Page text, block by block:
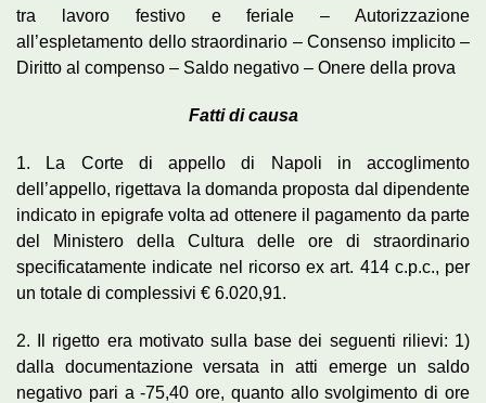
tra lavoro festivo e feriale – Autorizzazione
all’espletamento dello straordinario – Consenso implicito –
Diritto al compenso – Saldo negativo – Onere della prova
Fatti di causa
1. La Corte di appello di Napoli in accoglimento
dell’appello, rigettava la domanda proposta dal dipendente
indicato in epigrafe volta ad ottenere il pagamento da parte
del Ministero della Cultura delle ore di straordinario
specificatamente indicate nel ricorso ex art. 414 c.p.c., per
un totale di complessivi € 6.020,91.
2. Il rigetto era motivato sulla base dei seguenti rilievi: 1)
dalla documentazione versata in atti emerge un saldo
negativo pari a -75,40 ore, quanto allo svolgimento di ore